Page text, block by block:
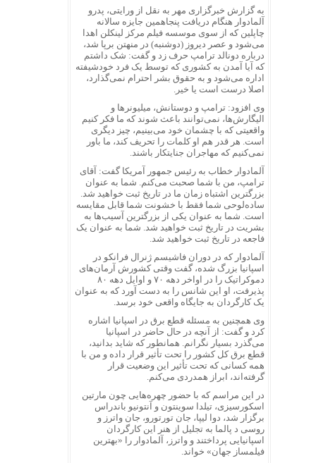
به گزارش خبرگزاری مهر به نقل از ورایتی، پدرو
آلمادوار هنگام دریافت پنجاهمین جایزه سالانه
چاپلین که از سوی موسسه فیلم مرکز لینکلن اهدا
می‌شود و عصر دیروز (دوشنبه) در منهتن برپا شد،
درباره دونالد ترامپ حرف زد و گفت: شک داشتم
که آیا آمدن به کشوری که توسط یک فرد خودشیفته
اداره می‌شود و به حقوق بشر احترام نمی‌گذارد،
اصلا درست است یا خیر.
وی افزود: ترامپ و دوستانش، میلیونرها و
الیگارش‌ها، نمی‌توانند باعث شوند که ما فکر کنیم
واقعیتی که با چشمان خود می‌بینیم، چیز دیگری
است. هر قدر هم او کلمات را تحریف کند، ما باور
نمی‌کنیم که مهاجران جنایتکار باشند.
آلمادوار خطاب به رئیس جمهور آمریکا گفت: آقای
ترامپ، من با شما صحبت می‌کنم. شما به عنوان
بزرگترین اشتباه زمان ما در تاریخ ثبت خواهید شد.
ساده‌لوحی شما فقط با خشونت شما قابل مقایسه
است. شما به عنوان یکی از بزرگترین آسیب‌ها به
بشریت در تاریخ ثبت خواهید شد. شما به عنوان یک
فاجعه در تاریخ ثبت خواهید شد.
آلمادوار که در دوران فاشیسم ژنرال فرانکو در
اسپانیا بزرگ شده، گفت وقتی کشورش آرمان‌های
دموکراتیک را در اواخر دهه ۷۰ و اوایل دهه ۸۰
پذیرفت، او این شانس را به دست آورد که به عنوان
یک کارگردان به جایگاه واقعی خود برسد.
وی همچنین به مسئله قطع برق در اسپانیا اشاره
کرد و گفت: از آنچه در حال حاضر در اسپانیا
می‌گذرد بسیار نگرانم. همانطور که شاید بدانید،
قطع برق کل کشور را تحت تأثیر قرار داده و من با
همه کسانی که تحت تأثیر این وضعیت قرار
گرفته‌اند، ابراز همدردی می‌کنم.
در این مراسم که با حضور چهره‌هایی چون مارتین
اسکورسیزی، تیلدا سوینتون و آنتونیو باندراس
برگزار شد، دوا لیپا، جان تورتورو، جان واترز و
روسی د پالما به تجلیل از هنر این کارگردان
اسپانیایی پرداختند و واترز، آلمادوار را «بهترین
فیلمساز جهان» خواند.